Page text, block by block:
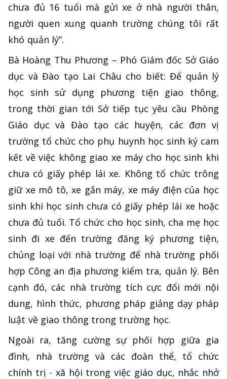
chưa đủ 16 tuổi mà gửi xe ở nhà người thân,
người quen xung quanh trường chúng tôi rất
khó quản lý”.
Bà Hoàng Thu Phương – Phó Giám đốc Sở Giáo
dục và Đào tạo Lai Châu cho biết: Để quản lý
học sinh sử dụng phương tiện giao thông,
trong thời gian tới Sở tiếp tục yêu cầu Phòng
Giáo dục và Đào tạo các huyện, các đơn vị
trường tổ chức cho phụ huynh học sinh ký cam
kết về việc không giao xe máy cho học sinh khi
chưa có giấy phép lái xe. Không tổ chức trông
giữ xe mô tô, xe gắn máy, xe máy điện của học
sinh khi học sinh chưa có giấy phép lái xe hoặc
chưa đủ tuổi. Tổ chức cho học sinh, cha mẹ học
sinh đi xe đến trường đăng ký phương tiện,
chủng loại với nhà trường để nhà trường phối
hợp Công an địa phương kiểm tra, quản lý. Bên
cạnh đó, các nhà trường tích cực đổi mới nội
dung, hình thức, phương pháp giảng dạy pháp
luật về giao thông trong trường học.
Ngoài ra, tăng cường sự phối hợp giữa gia
đình, nhà trường và các đoàn thể, tổ chức
chính trị - xã hội trong việc giáo dục, nhắc nhở